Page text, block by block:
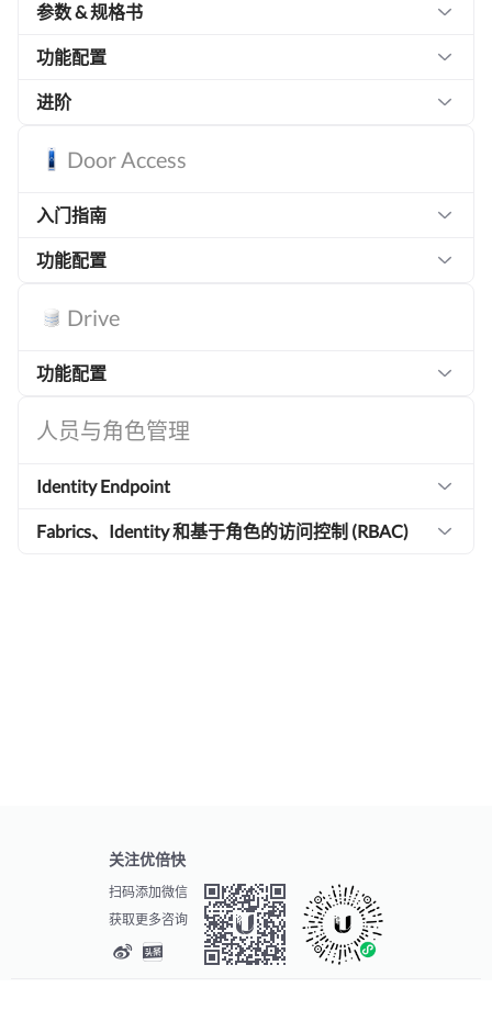
参数 & 规格书
功能配置
进阶
Door Access
入门指南
功能配置
Drive
功能配置
人员与角色管理
Identity Endpoint
Fabrics、Identity 和基于角色的访问控制 (RBAC)
关注优倍快
扫码添加微信
获取更多咨询